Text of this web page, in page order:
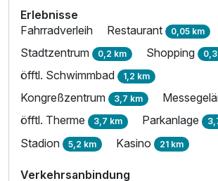
Erlebnisse
Fahrradverleih
Restaurant 0,05 km
Stadtzentrum 0,2 km Shopping
öfftl. Schwimmbad 1,2 km
Kongreßzentrum 3,7 km
öfftl. Therme 3,7 km Parkanlage
Stadion 5,2 km Kasino 21 km
Verkehrsanbindung